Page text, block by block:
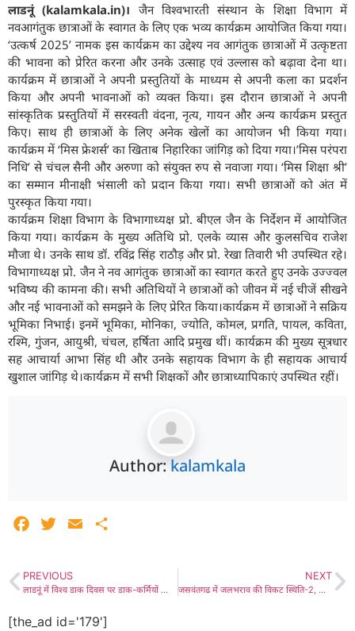
लाडनूं (kalamkala.in)। जैन विश्वभारती संस्थान के शिक्षा विभाग में
नवआगंतुक छात्राओं के स्वागत के लिए एक भव्य कार्यक्रम आयोजित किया गया।
‘उत्कर्ष 2025’ नामक इस कार्यक्रम का उद्देश्य नव आगंतुक छात्राओं में उत्कृष्टता
की भावना को प्रेरित करना और उनके उत्साह एवं उल्लास को बढ़ावा देना था।
कार्यक्रम में छात्राओं ने अपनी प्रस्तुतियों के माध्यम से अपनी कला का प्रदर्शन
किया और अपनी भावनाओं को व्यक्त किया। इस दौरान छात्राओं ने अपनी
सांस्कृतिक प्रस्तुतियों में सरस्वती वंदना, नृत्य, गायन और अन्य कार्यक्रम प्रस्तुत
किए। साथ ही छात्राओं के लिए अनेक खेलों का आयोजन भी किया गया।
कार्यक्रम में ‘मिस फ्रेशर्स’ का खिताब निहारिका जांगिड़ को दिया गया।’मिस परंपरा
निधि’ से चंचल सैनी और अरुणा को संयुक्त रुप से नवाजा गया। ‘मिस शिक्षा श्री’
का सम्मान मीनाक्षी भंसाली को प्रदान किया गया। सभी छात्राओं को अंत में
पुरस्कृत किया गया।
कार्यक्रम शिक्षा विभाग के विभागाध्यक्ष प्रो. बीएल जैन के निर्देशन में आयोजित
किया गया। कार्यक्रम के मुख्य अतिथि प्रो. एलके व्यास और कुलसचिव राजेश
मौजा थे। उनके साथ डॉ. रविंद्र सिंह राठौड़ और प्रो. रेखा तिवारी भी उपस्थित रहे।
विभागाध्यक्ष प्रो. जैन ने नव आगंतुक छात्राओं का स्वागत करते हुए उनके उज्ज्वल
भविष्य की कामना की। सभी अतिथियों ने छात्राओं को जीवन में नई चीजें सीखने
और नई भावनाओं को समझने के लिए प्रेरित किया।कार्यक्रम में छात्राओं ने सक्रिय
भूमिका निभाई। इनमें भूमिका, मोनिका, ज्योति, कोमल, प्रगति, पायल, कविता,
रश्मि, गुंजन, आयुश्री, चंचल, हर्षिता आदि प्रमुख थीं। कार्यक्रम की मुख्य सूत्रधार
सह आचार्या आभा सिंह थी और उनके सहायक विभाग के ही सहायक आचार्य
खुशाल जांगिड़ थे।कार्यक्रम में सभी शिक्षकों और छात्राध्यापिकाएं उपस्थित रहीं।
Author:kalamkala
FacebookTwitterEmail
PREVIOUS
लाडनूं में विश्व डाक दिवस पर डाक-कर्मियों का किया गया सम्मान, विद्यार्थियों ने किया डाकघर का अवलोकन और जानी समस्त डाक प्रणाली
NEXT
जसवंतगढ में जलभराव की विकट स्थिति-2, ग्रामीणों ने सौंपा ज्ञापन और अधिकारियों से की वार्ता, प्रशासन ने अविलम्ब मौका मुआयना कर समाधान का दिलाया भरोसा
[the_ad id='179']